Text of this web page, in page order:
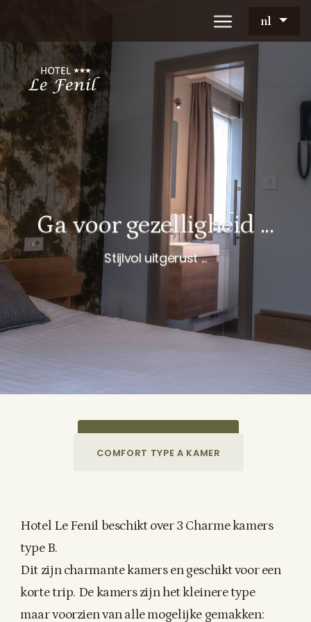
nl
Ga voor gezelligheid ...
Stijlvol uitgerust ...
COMFORT TYPE A KAMER
Hotel Le Fenil beschikt over 3 Charme kamers
type B.
Dit zijn charmante kamers en geschikt voor een
korte trip. De kamers zijn het kleinere type
maar voorzien van alle mogelijke gemakken: